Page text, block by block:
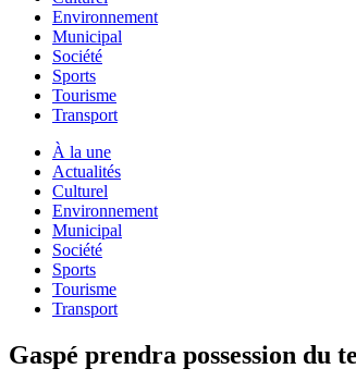
Environnement
Municipal
Société
Sports
Tourisme
Transport
À la une
Actualités
Culturel
Environnement
Municipal
Société
Sports
Tourisme
Transport
Gaspé prendra possession